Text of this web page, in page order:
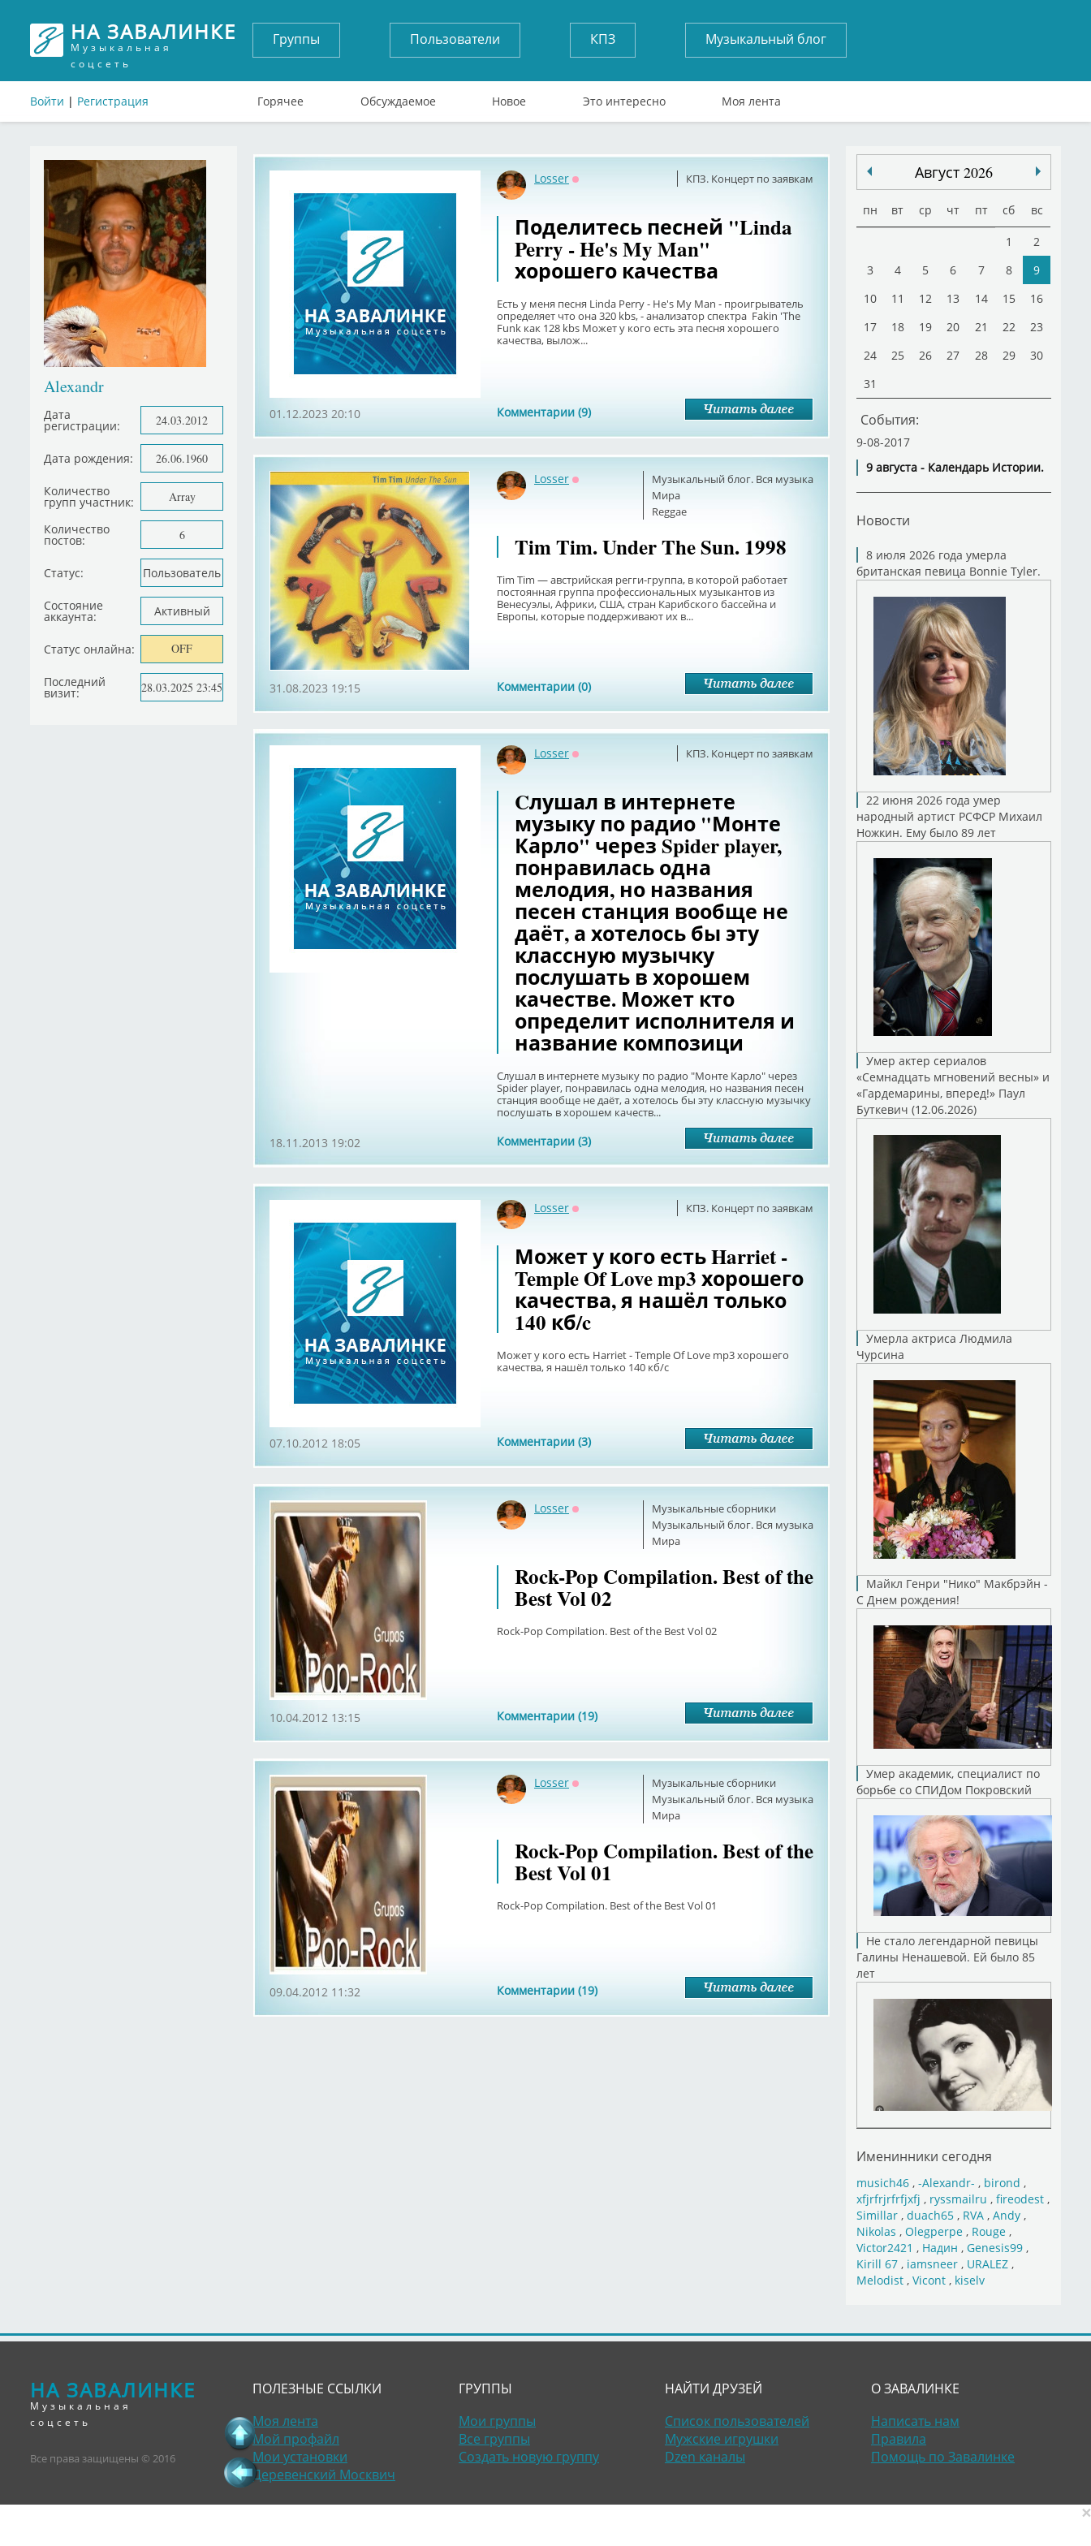
НА ЗАВАЛИНКЕ
Музыкальная
соцсеть
Войти | Регистрация
Группы Пользователи КПЗ Музыкальный блог
Горячее Обсуждаемое Новое Это интересно Моя лента
Alexandr
Дата
регистрации: 24.03.2012
Дата рождения: 26.06.1960
Количество
групп участник: Array
Количество
постов: 6
Статус: Пользователь
Состояние
аккаунта: Активный
Статус онлайна: OFF
Последний
визит: 28.03.2025 23:45
КПЗ. Концерт по заявкам
Losser
Поделитесь песней "Linda
Perry - He's My Man"
хорошего качества
Есть у меня песня Linda Perry - He's My Man - проигрыватель
определяет что она 320 kbs, - анализатор спектра Fakin 'The
Funk как 128 kbs Может у кого есть эта песня хорошего
качества, вылож...
Комментарии (9)
01.12.2023 20:10
Музыкальный блог. Вся музыка
Мира
Reggae
Losser
Tim Tim. Under The Sun. 1998
Tim Tim — австрийская регги-группа, в которой работает
постоянная группа профессиональных музыкантов из
Венесуэлы, Африки, США, стран Карибского бассейна и
Европы, которые поддерживают их в...
Комментарии (0)
31.08.2023 19:15
КПЗ. Концерт по заявкам
Losser
Cлушал в интернете
музыку по радио "Монте
Карло" через Spider player,
понравилась одна
мелодия, но названия
песен станция вообще не
даёт, а хотелось бы эту
классную музычку
послушать в хорошем
качестве. Может кто
определит исполнителя и
название композици
Cлушал в интернете музыку по радио "Монте Карло" через
Spider player, понравилась одна мелодия, но названия песен
станция вообще не даёт, а хотелось бы эту классную музычку
послушать в хорошем качеств...
Комментарии (3)
18.11.2013 19:02
КПЗ. Концерт по заявкам
Losser
Может у кого есть Harriet -
Temple Of Love mp3 хорошего
качества, я нашёл только
140 кб/c
Может у кого есть Harriet - Temple Of Love mp3 хорошего
качества, я нашёл только 140 кб/c
Комментарии (3)
07.10.2012 18:05
Музыкальные сборники
Музыкальный блог. Вся музыка
Мира
Losser
Rock-Pop Compilation. Best of the
Best Vol 02
Rock-Pop Compilation. Best of the Best Vol 02
Комментарии (19)
10.04.2012 13:15
Музыкальные сборники
Музыкальный блог. Вся музыка
Мира
Losser
Rock-Pop Compilation. Best of the
Best Vol 01
Rock-Pop Compilation. Best of the Best Vol 01
Комментарии (19)
09.04.2012 11:32
Август 2026
пн вт ср чт пт сб вс
1
2
3
4 5 6 7 8
9
10
11 12 13 14 15
16
17
18 19 20 21 22
23
24
25 26 27 28 29
30
31
События:
9-08-2017
9 августа - Календарь Истории.
Новости
8 июля 2026 года умерла
британская певица Bonnie Tyler.
22 июня 2026 года умер
народный артист РСФСР Михаил
Ножкин. Ему было 89 лет
Умер актер сериалов
«Семнадцать мгновений весны» и
«Гардемарины, вперед!» Паул
Буткевич (12.06.2026)
Умерла актриса Людмила
Чурсина
Майкл Генри "Нико" Макбрэйн -
С Днем рождения!
Умер академик, специалист по
борьбе со СПИДом Покровский
Не стало легендарной певицы
Галины Ненашевой. Ей было 85
лет
Именинники сегодня
musich46, -Alexandr- , birond ,
xfjrfrjrfrfjxfj , ryssmailru , fireodest,
Simillar, duach65, RVA, Andy,
Nikolas , Olegperpe, Rouge,
Victor2421 , Надин , Genesis99,
Kirill 67, iamsneer, URALEZ,
Melodist, Vicont, kiselv
НА ЗАВАЛИНКЕ
Музыкальная
соцсеть
Все права защищены © 2016
ПОЛЕЗНЫЕ ССЫЛКИ
Моя лента
Мой профайл
Мои установки
Деревенский Москвич
ГРУППЫ
Мои группы
Все группы
Создать новую группу
НАЙТИ ДРУЗЕЙ
Список пользователей
Мужские игрушки
Dzen каналы
О ЗАВАЛИНКЕ
Написать нам
Правила
Помощь по Завалинке
×